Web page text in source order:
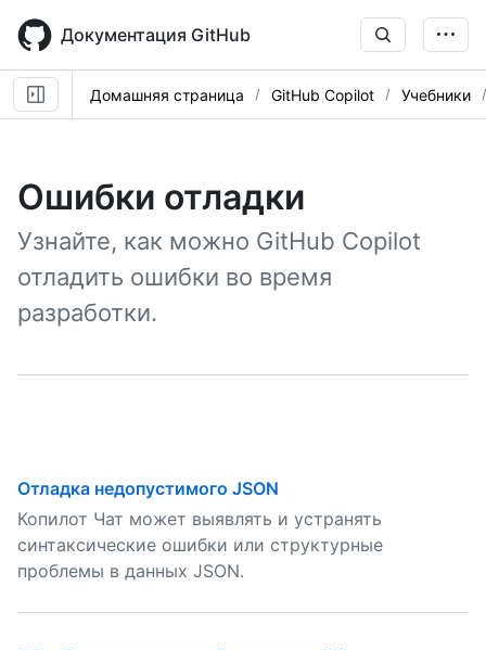
main
content
Документация GitHub
Домашняя страница GitHub Copilot Учебники
Ошибки отладки
Узнайте, как можно GitHub Copilot
отладить ошибки во время
разработки.
Отладка недопустимого JSON
Копилот Чат может выявлять и устранять
синтаксические ошибки или структурные
проблемы в данных JSON.